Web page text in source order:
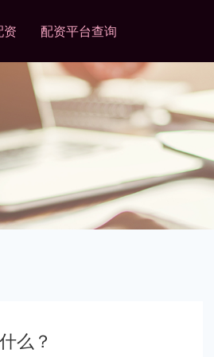
资 配资平台查询
么？